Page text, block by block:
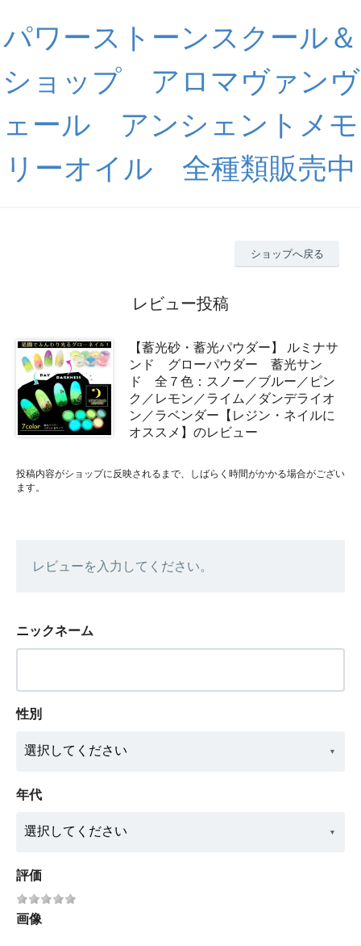
パワーストーンスクール＆
ショップ アロマヴァンヴ
ェール アンシェントメモ
リーオイル 全種類販売中
ショップへ戻る
レビュー投稿
【蓄光砂・蓄光パウダー】 ルミナサ
ンド グローパウダー 蓄光サン
ド 全７色：スノー／ブルー／ピン
ク／レモン／ライム／ダンデライオ
ン／ラベンダー【レジン・ネイルに
オススメ】のレビュー
投稿内容がショップに反映されるまで、しばらく時間がかかる場合がござい
ます。
レビューを入力してください。
ニックネーム
性別
年代
評価
画像